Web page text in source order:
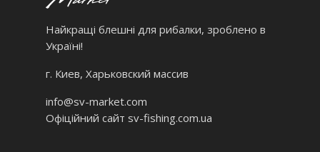
Найкращі блешні для рибалки, зроблено в
Україні!
г. Киев, Харьковский массив
info@sv-market.com
Офіційний сайт sv-fishing.com.ua